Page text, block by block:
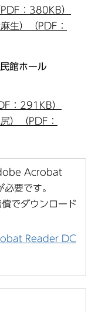
：380KB）
生）（PDF：
館ホール
：291KB）
）（PDF：
Acrobat
要です。
でダウンロード
Reader DC